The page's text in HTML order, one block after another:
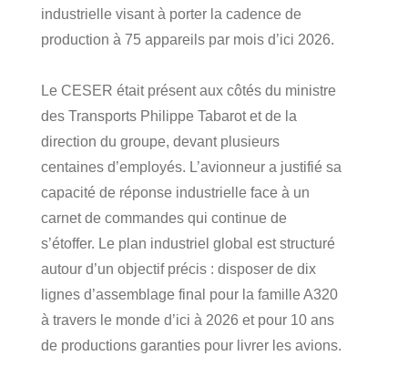
industrielle visant à porter la cadence de
production à 75 appareils par mois d’ici 2026.
Le CESER était présent aux côtés du ministre
des Transports Philippe Tabarot et de la
direction du groupe, devant plusieurs
centaines d’employés. L’avionneur a justifié sa
capacité de réponse industrielle face à un
carnet de commandes qui continue de
s’étoffer. Le plan industriel global est structuré
autour d’un objectif précis : disposer de dix
lignes d’assemblage final pour la famille A320
à travers le monde d’ici à 2026 et pour 10 ans
de productions garanties pour livrer les avions.